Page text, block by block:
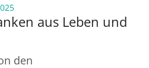
:
aus Leben und
den